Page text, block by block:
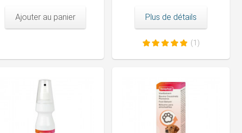
Ajouter au panier Plus de détails
(1)